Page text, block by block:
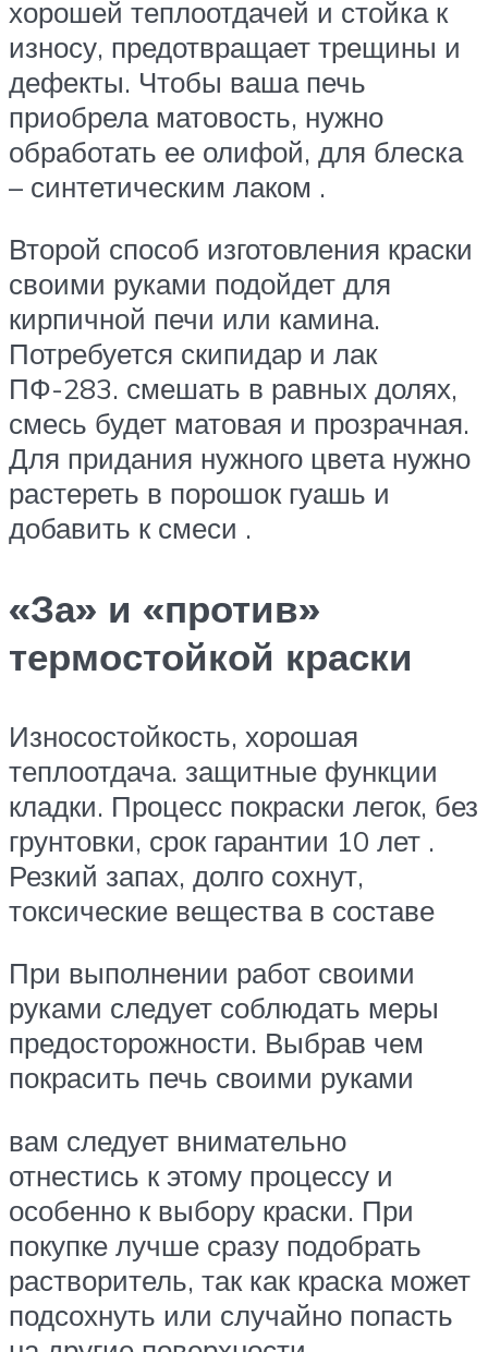
хорошей теплоотдачей и стойка к
износу, предотвращает трещины и
дефекты. Чтобы ваша печь
приобрела матовость, нужно
обработать ее олифой, для блеска
– синтетическим лаком .
Второй способ изготовления краски
своими руками подойдет для
кирпичной печи или камина.
Потребуется скипидар и лак
ПФ-283. смешать в равных долях,
смесь будет матовая и прозрачная.
Для придания нужного цвета нужно
растереть в порошок гуашь и
добавить к смеси .
«За» и «против»
термостойкой краски
Износостойкость, хорошая
теплоотдача. защитные функции
кладки. Процесс покраски легок, без
грунтовки, срок гарантии 10 лет .
Резкий запах, долго сохнут,
токсические вещества в составе
При выполнении работ своими
руками следует соблюдать меры
предосторожности. Выбрав чем
покрасить печь своими руками
вам следует внимательно
отнестись к этому процессу и
особенно к выбору краски. При
покупке лучше сразу подобрать
растворитель, так как краска может
подсохнуть или случайно попасть